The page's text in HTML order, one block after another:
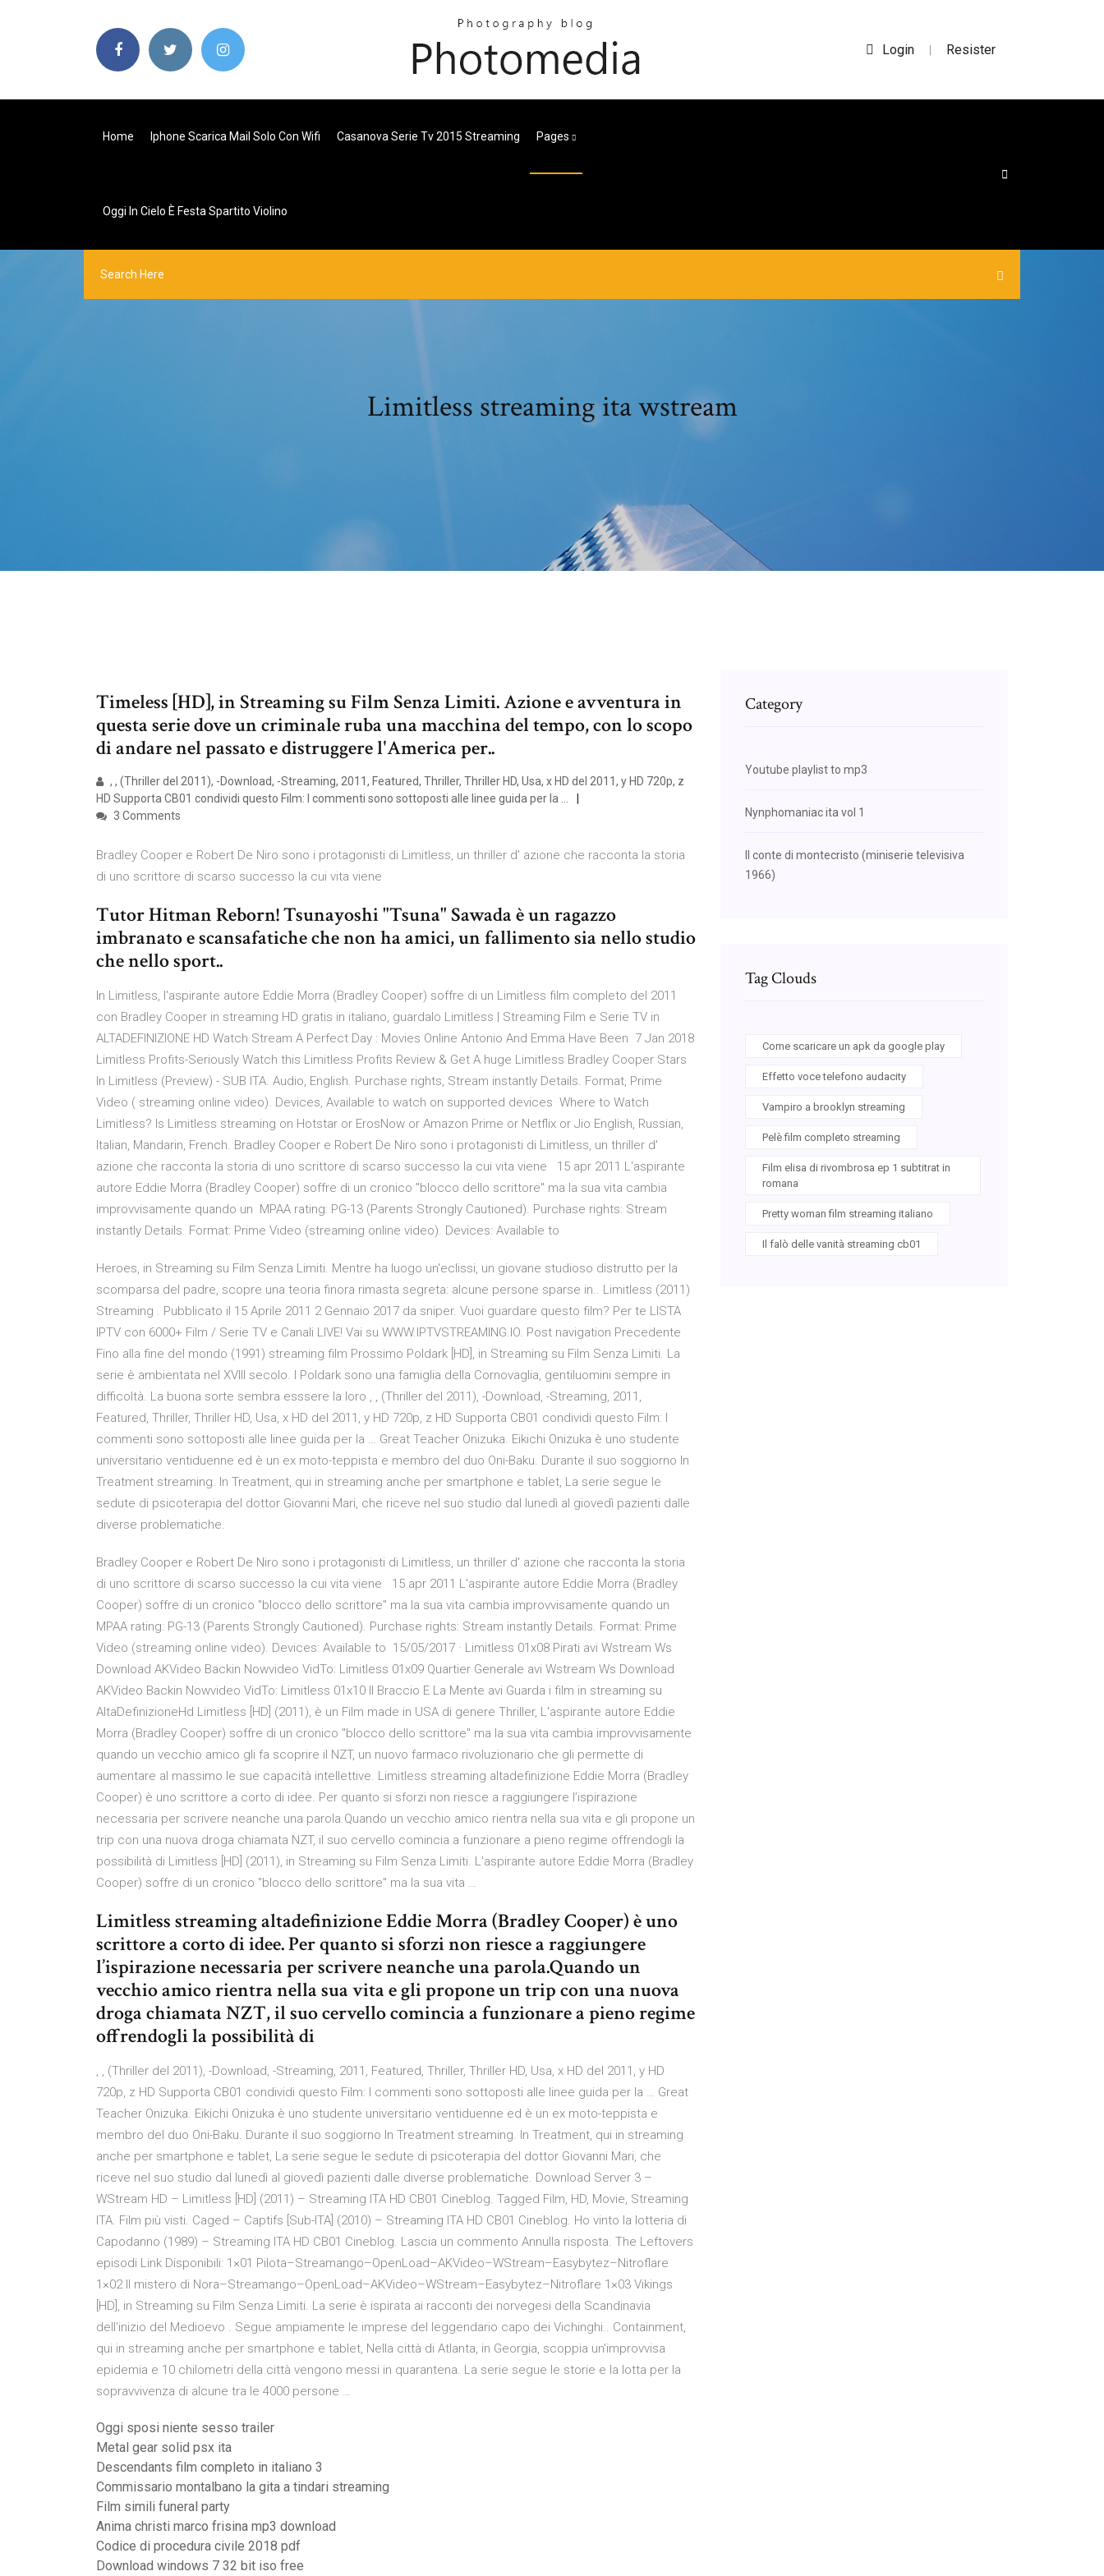
Login | Resister
Home Iphone Scarica Mail Solo Con Wifi Casanova Serie Tv 2015 Streaming Pages
Oggi In Cielo È Festa Spartito Violino
Limitless streaming ita wstream
Timeless [HD], in Streaming su Film Senza Limiti. Azione e avventura in
questa serie dove un criminale ruba una macchina del tempo, con lo scopo
di andare nel passato e distruggere l'America per..
, , (Thriller del 2011), -Download, -Streaming, 2011, Featured, Thriller, Thriller HD, Usa, x HD del 2011, y HD 720p, z
HD Supporta CB01 condividi questo Film: I commenti sono sottoposti alle linee guida per la …
3 Comments
Bradley Cooper e Robert De Niro sono i protagonisti di Limitless, un thriller d' azione che racconta la storia
di uno scrittore di scarso successo la cui vita viene
Tutor Hitman Reborn! Tsunayoshi "Tsuna" Sawada è un ragazzo
imbranato e scansafatiche che non ha amici, un fallimento sia nello studio
che nello sport..
In Limitless, l'aspirante autore Eddie Morra (Bradley Cooper) soffre di un Limitless film completo del 2011
con Bradley Cooper in streaming HD gratis in italiano, guardalo Limitless | Streaming Film e Serie TV in
ALTADEFINIZIONE HD Watch Stream A Perfect Day : Movies Online Antonio And Emma Have Been 7 Jan 2018
Limitless Profits-Seriously Watch this Limitless Profits Review & Get A huge Limitless Bradley Cooper Stars
In Limitless (Preview) - SUB ITA. Audio, English. Purchase rights, Stream instantly Details. Format, Prime
Video ( streaming online video). Devices, Available to watch on supported devices Where to Watch
Limitless? Is Limitless streaming on Hotstar or ErosNow or Amazon Prime or Netflix or Jio English, Russian,
Italian, Mandarin, French. Bradley Cooper e Robert De Niro sono i protagonisti di Limitless, un thriller d'
azione che racconta la storia di uno scrittore di scarso successo la cui vita viene 15 apr 2011 L'aspirante
autore Eddie Morra (Bradley Cooper) soffre di un cronico "blocco dello scrittore" ma la sua vita cambia
improvvisamente quando un MPAA rating: PG-13 (Parents Strongly Cautioned). Purchase rights: Stream
instantly Details. Format: Prime Video (streaming online video). Devices: Available to
Heroes, in Streaming su Film Senza Limiti. Mentre ha luogo un'eclissi, un giovane studioso distrutto per la
scomparsa del padre, scopre una teoria finora rimasta segreta: alcune persone sparse in.. Limitless (2011)
Streaming . Pubblicato il 15 Aprile 2011 2 Gennaio 2017 da sniper. Vuoi guardare questo film? Per te LISTA
IPTV con 6000+ Film / Serie TV e Canali LIVE! Vai su WWW.IPTVSTREAMING.IO. Post navigation Precedente
Fino alla fine del mondo (1991) streaming film Prossimo Poldark [HD], in Streaming su Film Senza Limiti. La
serie è ambientata nel XVIII secolo. I Poldark sono una famiglia della Cornovaglia, gentiluomini sempre in
difficoltà. La buona sorte sembra esssere la loro , , (Thriller del 2011), -Download, -Streaming, 2011,
Featured, Thriller, Thriller HD, Usa, x HD del 2011, y HD 720p, z HD Supporta CB01 condividi questo Film: I
commenti sono sottoposti alle linee guida per la … Great Teacher Onizuka. Eikichi Onizuka è uno studente
universitario ventiduenne ed è un ex moto-teppista e membro del duo Oni-Baku. Durante il suo soggiorno In
Treatment streaming. In Treatment, qui in streaming anche per smartphone e tablet, La serie segue le
sedute di psicoterapia del dottor Giovanni Mari, che riceve nel suo studio dal lunedì al giovedì pazienti dalle
diverse problematiche.
Bradley Cooper e Robert De Niro sono i protagonisti di Limitless, un thriller d' azione che racconta la storia
di uno scrittore di scarso successo la cui vita viene 15 apr 2011 L'aspirante autore Eddie Morra (Bradley
Cooper) soffre di un cronico "blocco dello scrittore" ma la sua vita cambia improvvisamente quando un
MPAA rating: PG-13 (Parents Strongly Cautioned). Purchase rights: Stream instantly Details. Format: Prime
Video (streaming online video). Devices: Available to 15/05/2017 · Limitless 01x08 Pirati avi Wstream Ws
Download AKVideo Backin Nowvideo VidTo: Limitless 01x09 Quartier Generale avi Wstream Ws Download
AKVideo Backin Nowvideo VidTo: Limitless 01x10 Il Braccio E La Mente avi Guarda i film in streaming su
AltaDefinizioneHd Limitless [HD] (2011), è un Film made in USA di genere Thriller, L'aspirante autore Eddie
Morra (Bradley Cooper) soffre di un cronico "blocco dello scrittore" ma la sua vita cambia improvvisamente
quando un vecchio amico gli fa scoprire il NZT, un nuovo farmaco rivoluzionario che gli permette di
aumentare al massimo le sue capacità intellettive. Limitless streaming altadefinizione Eddie Morra (Bradley
Cooper) è uno scrittore a corto di idee. Per quanto si sforzi non riesce a raggiungere l’ispirazione
necessaria per scrivere neanche una parola.Quando un vecchio amico rientra nella sua vita e gli propone un
trip con una nuova droga chiamata NZT, il suo cervello comincia a funzionare a pieno regime offrendogli la
possibilità di Limitless [HD] (2011), in Streaming su Film Senza Limiti. L'aspirante autore Eddie Morra (Bradley
Cooper) soffre di un cronico "blocco dello scrittore" ma la sua vita …
Limitless streaming altadefinizione Eddie Morra (Bradley Cooper) è uno
scrittore a corto di idee. Per quanto si sforzi non riesce a raggiungere
l’ispirazione necessaria per scrivere neanche una parola.Quando un
vecchio amico rientra nella sua vita e gli propone un trip con una nuova
droga chiamata NZT, il suo cervello comincia a funzionare a pieno regime
offrendogli la possibilità di
, , (Thriller del 2011), -Download, -Streaming, 2011, Featured, Thriller, Thriller HD, Usa, x HD del 2011, y HD
720p, z HD Supporta CB01 condividi questo Film: I commenti sono sottoposti alle linee guida per la … Great
Teacher Onizuka. Eikichi Onizuka è uno studente universitario ventiduenne ed è un ex moto-teppista e
membro del duo Oni-Baku. Durante il suo soggiorno In Treatment streaming. In Treatment, qui in streaming
anche per smartphone e tablet, La serie segue le sedute di psicoterapia del dottor Giovanni Mari, che
riceve nel suo studio dal lunedì al giovedì pazienti dalle diverse problematiche. Download Server 3 –
WStream HD – Limitless [HD] (2011) – Streaming ITA HD CB01 Cineblog. Tagged Film, HD, Movie, Streaming
ITA. Film più visti. Caged – Captifs [Sub-ITA] (2010) – Streaming ITA HD CB01 Cineblog. Ho vinto la lotteria di
Capodanno (1989) – Streaming ITA HD CB01 Cineblog. Lascia un commento Annulla risposta. The Leftovers
episodi Link Disponibili: 1×01 Pilota–Streamango–OpenLoad–AKVideo–WStream–Easybytez–Nitroflare
1×02 Il mistero di Nora–Streamango–OpenLoad–AKVideo–WStream–Easybytez–Nitroflare 1×03 Vikings
[HD], in Streaming su Film Senza Limiti. La serie è ispirata ai racconti dei norvegesi della Scandinavia
dell'inizio del Medioevo . Segue ampiamente le imprese del leggendario capo dei Vichinghi.. Containment,
qui in streaming anche per smartphone e tablet, Nella città di Atlanta, in Georgia, scoppia un'improvvisa
epidemia e 10 chilometri della città vengono messi in quarantena. La serie segue le storie e la lotta per la
sopravvivenza di alcune tra le 4000 persone …
Oggi sposi niente sesso trailer
Metal gear solid psx ita
Descendants film completo in italiano 3
Commissario montalbano la gita a tindari streaming
Film simili funeral party
Anima christi marco frisina mp3 download
Codice di procedura civile 2018 pdf
Download windows 7 32 bit iso free
Category
Youtube playlist to mp3
Nynphomaniac ita vol 1
Il conte di montecristo (miniserie televisiva
1966)
Tag Clouds
Come scaricare un apk da google play
Effetto voce telefono audacity
Vampiro a brooklyn streaming
Pelè film completo streaming
Film elisa di rivombrosa ep 1 subtitrat in
romana
Pretty woman film streaming italiano
Il falò delle vanità streaming cb01